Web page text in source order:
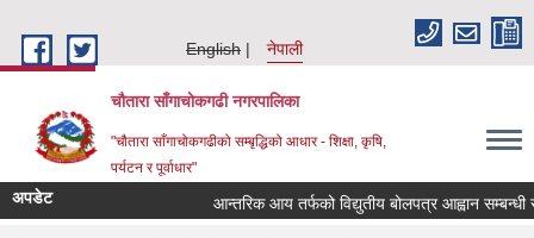
English
नेपाली
चौतारा साँगाचोकगढी नगरपालिका
"चौतारा साँगाचोकगढीको सम्बृद्धिको आधार - शिक्षा, कृषि,
पर्यटन र पूर्वाधार"
अपडेट आन्तरिक आय तर्फको विद्युतीय बोलपत्र आह्वान सम्बन्धी